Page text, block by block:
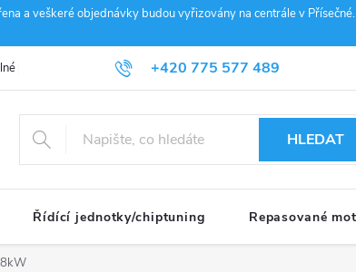
a veškeré objednávky budou vyřizovány na centrále v
+420 775 577 489
info@janousek-motorsport.cz
pozice Obchodní podmínky Reklamace
HLEDAT
Řídící jednotky/chiptuning Repasované